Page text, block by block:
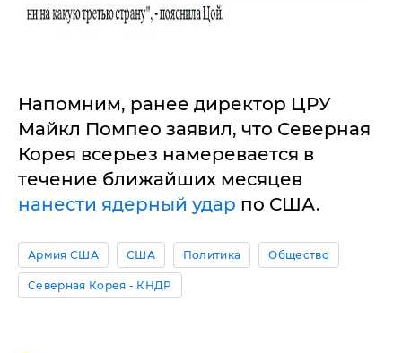
Напомним, ранее директор ЦРУ
Майкл Помпео заявил, что Северная
Корея всерьез намеревается в
течение ближайших месяцев
нанести ядерный удар по США.
Армия США США Политика Общество
Северная Корея - КНДР